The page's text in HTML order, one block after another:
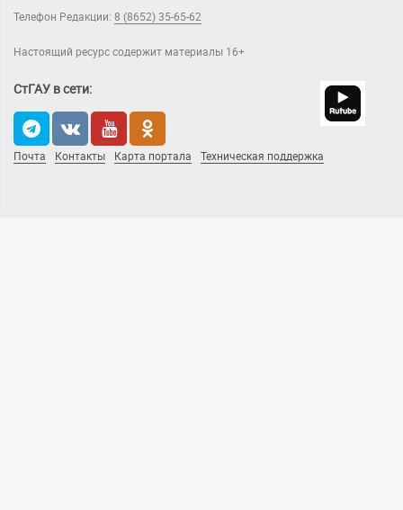
Телефон Редакции: 8 (8652) 35-65-62
Настоящий ресурс содержит материалы 16+
СтГАУ в сети:
Почта Контакты Карта портала Техническая поддержка